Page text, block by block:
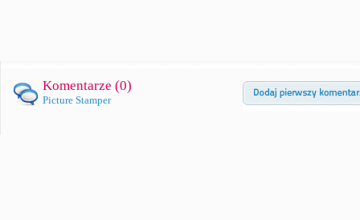
Komentarze (0)
Picture Stamper